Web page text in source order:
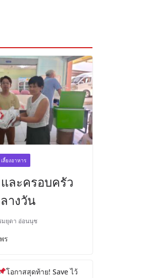
เลี้ยงอาหาร
ละครอบครัว
างวัน
มยุดา อ่อนนุช
ร
โอกาสสุดท้าย! Save ไว้